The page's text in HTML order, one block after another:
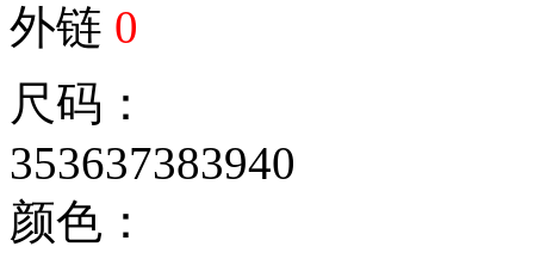
外链 0
尺码：
353637383940
颜色：